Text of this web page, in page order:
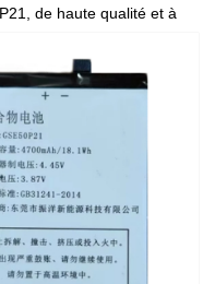
de haute qualité et à